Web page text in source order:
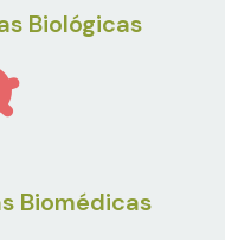
Biológicas
Biomédicas